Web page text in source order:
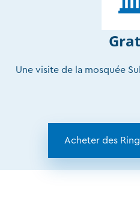
Une visite de la mosquée
Acheter des